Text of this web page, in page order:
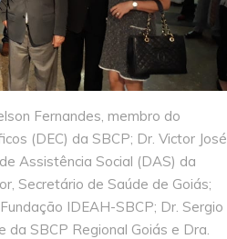
Fernandes, membro do
(DEC) da SBCP; Dr. Victor José
Assistência Social (DAS) da
Secretário de Saúde de Goiás;
IDEAH-SBCP; Dr. Sergio
SBCP Regional Goiás e Dra.